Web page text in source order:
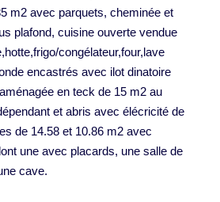
m2 avec parquets, cheminée et
plafond, cuisine ouverte vendue
congélateur,four,lave
encastrés avec ilot dinatoire
en teck de 15 m2 au
et abris avec élécricité de
de 14.58 et 10.86 m2 avec
une avec placards, une salle de
cave.